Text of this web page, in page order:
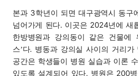
본과 3학년이 되면 대구광역시 동구
넘어가게 된다. 이곳은 2024년에 새
한방병원과 강의동이 같은 건물에
스’다. 병동과 강의실 사이의 거리가
공간은 학생들이 병원 실습과 이론
있도록 설계되어 있다. 병원은 200